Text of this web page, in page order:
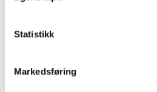
Statistikk
Markedsføring